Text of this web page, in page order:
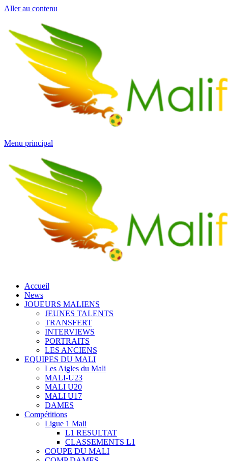
Aller au contenu
Menu principal
Accueil
News
JOUEURS MALIENS
JEUNES TALENTS
TRANSFERT
INTERVIEWS
PORTRAITS
LES ANCIENS
EQUIPES DU MALI
Les Aigles du Mali
MALI-U23
MALI U20
MALI U17
DAMES
Compétitions
Ligue 1 Mali
L1 RESULTAT
CLASSEMENTS L1
COUPE DU MALI